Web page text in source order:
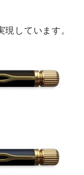
しています。